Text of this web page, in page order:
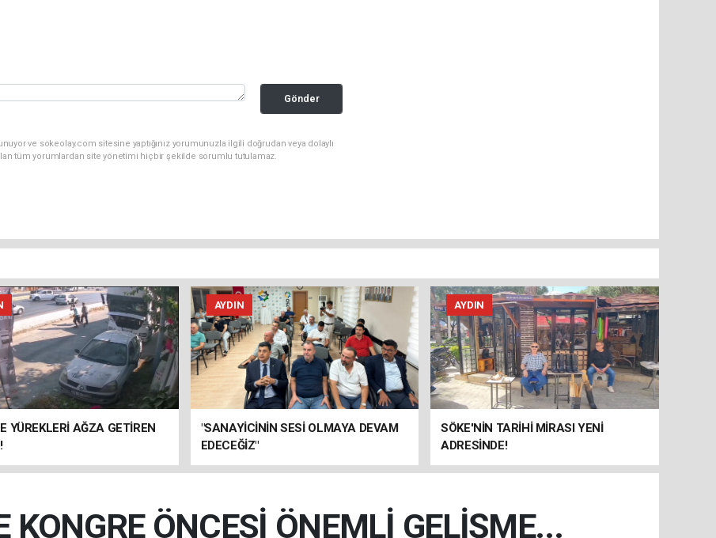
Gönder
ve sokeolay.com sitesine yaptığınız yorumunuzla ilgili doğrudan veya dolaylı
tüm yorumlardan site yönetimi hiçbir şekilde sorumlu tutulamaz.
YÜREKLERİ AĞZA GETİREN
AYDIN
"SANAYİCİNİN SESİ OLMAYA DEVAM
EDECEĞİZ"
AYDIN
SÖKE'NİN TARİHİ MİRASI YENİ
ADRESİNDE!
KONGRE ÖNCESİ ÖNEMLİ GELİŞME...